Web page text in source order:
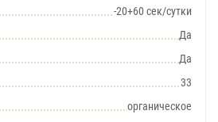
-20+60 сек/сутки
Да
Да
33
органическое